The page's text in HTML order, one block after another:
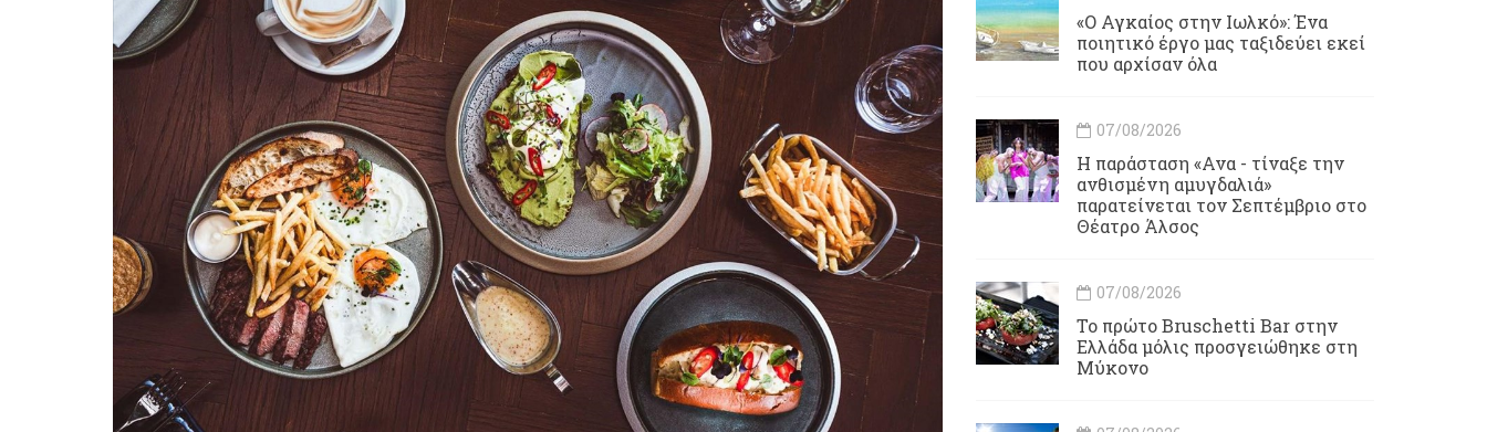
«Ο Αγκαίος στην Ιωλκό»: Ένα
ποιητικό έργο μας ταξιδεύει εκεί
που αρχίσαν όλα
07/08/2026
Η παράσταση «Ανα - τίναξε την
ανθισμένη αμυγδαλιά»
παρατείνεται τον Σεπτέμβριο στο
Θέατρο Άλσος
07/08/2026
Το πρώτο Bruschetti Bar στην
Ελλάδα μόλις προσγειώθηκε στη
Μύκονο